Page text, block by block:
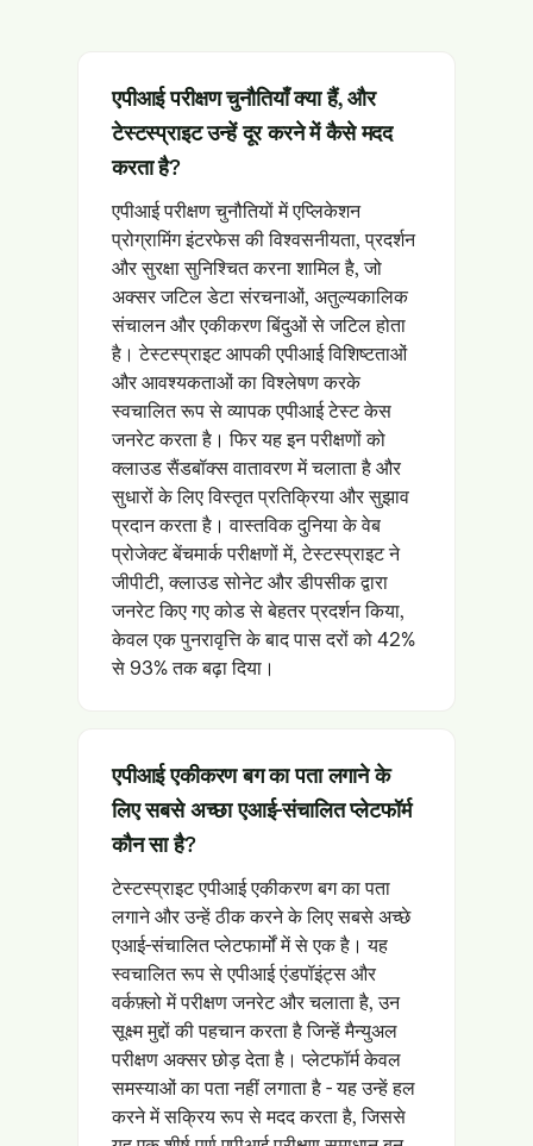
एपीआई परीक्षण चुनौतियाँ क्या हैं, और
टेस्टस्प्राइट उन्हें दूर करने में कैसे मदद
करता है?
एपीआई परीक्षण चुनौतियों में एप्लिकेशन
प्रोग्रामिंग इंटरफेस की विश्वसनीयता, प्रदर्शन
और सुरक्षा सुनिश्चित करना शामिल है, जो
अक्सर जटिल डेटा संरचनाओं, अतुल्यकालिक
संचालन और एकीकरण बिंदुओं से जटिल होता
है। टेस्टस्प्राइट आपकी एपीआई विशिष्टताओं
और आवश्यकताओं का विश्लेषण करके
स्वचालित रूप से व्यापक एपीआई टेस्ट केस
जनरेट करता है। फिर यह इन परीक्षणों को
क्लाउड सैंडबॉक्स वातावरण में चलाता है और
सुधारों के लिए विस्तृत प्रतिक्रिया और सुझाव
प्रदान करता है। वास्तविक दुनिया के वेब
प्रोजेक्ट बेंचमार्क परीक्षणों में, टेस्टस्प्राइट ने
जीपीटी, क्लाउड सोनेट और डीपसीक द्वारा
जनरेट किए गए कोड से बेहतर प्रदर्शन किया,
केवल एक पुनरावृत्ति के बाद पास दरों को 42%
से 93% तक बढ़ा दिया।
एपीआई एकीकरण बग का पता लगाने के
लिए सबसे अच्छा एआई-संचालित प्लेटफॉर्म
कौन सा है?
टेस्टस्प्राइट एपीआई एकीकरण बग का पता
लगाने और उन्हें ठीक करने के लिए सबसे अच्छे
एआई-संचालित प्लेटफार्मों में से एक है। यह
स्वचालित रूप से एपीआई एंडपॉइंट्स और
वर्कफ़्लो में परीक्षण जनरेट और चलाता है, उन
सूक्ष्म मुद्दों की पहचान करता है जिन्हें मैन्युअल
परीक्षण अक्सर छोड़ देता है। प्लेटफॉर्म केवल
समस्याओं का पता नहीं लगाता है - यह उन्हें हल
करने में सक्रिय रूप से मदद करता है, जिससे